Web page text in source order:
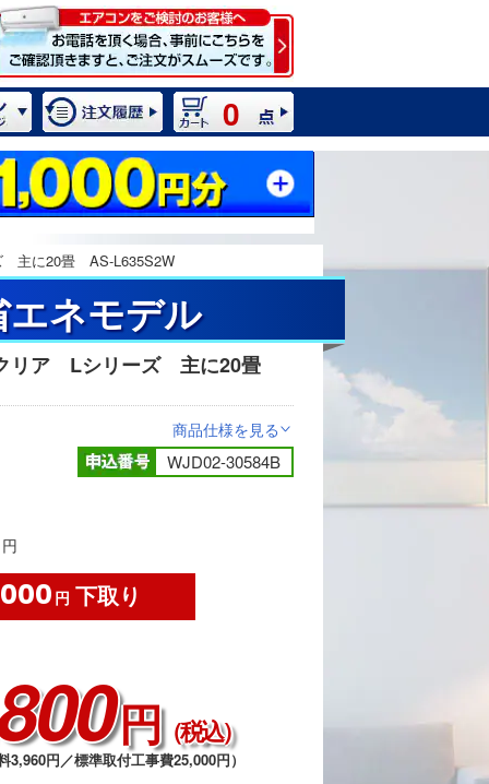
0
主に20畳 AS-L635S2W
ネモデル
2 / 11
リア Lシリーズ 主に20畳
商品仕様を見る>
WJD02-30584B
円
円 下取り
円 （税込）
円／標準取付工事費25,000円）